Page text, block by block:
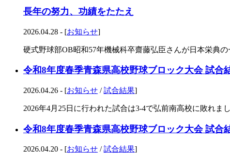
長年の努力、功績をたたえ
2026.04.28 - [お知らせ]
硬式野球部OB昭和57年機械科卒齋藤弘臣さんが日本栄典
令和8年度春季青森県高校野球ブロック大会 試合
2026.04.26 - [お知らせ /試合結果]
2026年4月25日に行われた試合は3-4で弘前南高校に敗れま
令和8年度春季青森県高校野球ブロック大会 試合
2026.04.20 - [お知らせ /試合結果]